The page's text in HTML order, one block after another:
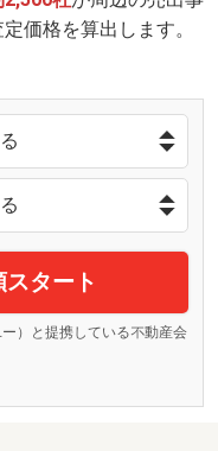
価格を算出します。
タート
）と提携している不動産会